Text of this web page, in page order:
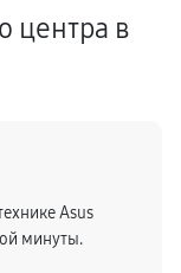
центра в
Asus
минуты.